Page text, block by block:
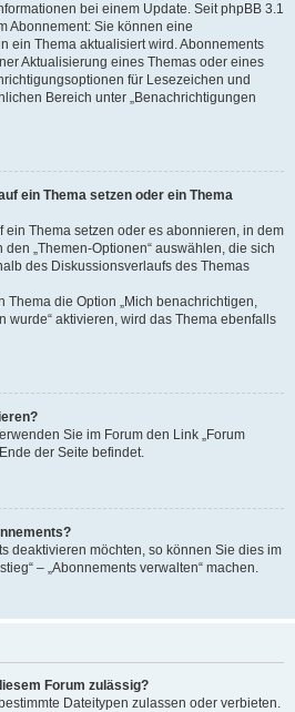
bei einem Update. Seit phpBB 3.1
Abonnement: Sie können eine
ein Thema aktualisiert wird. Abonnements
Aktualisierung eines Themas oder eines
für Lesezeichen und
Bereich unter „Benachrichtigungen
ein Thema setzen oder ein Thema
Thema setzen oder es abonnieren, in dem
„Themen-Optionen“ auswählen, die sich
des Diskussionsverlaufs des Themas
Thema die Option „Mich benachrichtigen,
wurde“ aktivieren, wird das Thema ebenfalls
Sie im Forum den Link „Forum
der Seite befindet.
deaktivieren möchten, so können Sie dies im
– „Abonnements verwalten“ machen.
Forum zulässig?
Dateitypen zulassen oder verbieten.